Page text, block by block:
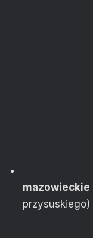
mazowieckie
przysuskiego)